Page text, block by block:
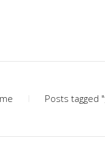
Posts tagged